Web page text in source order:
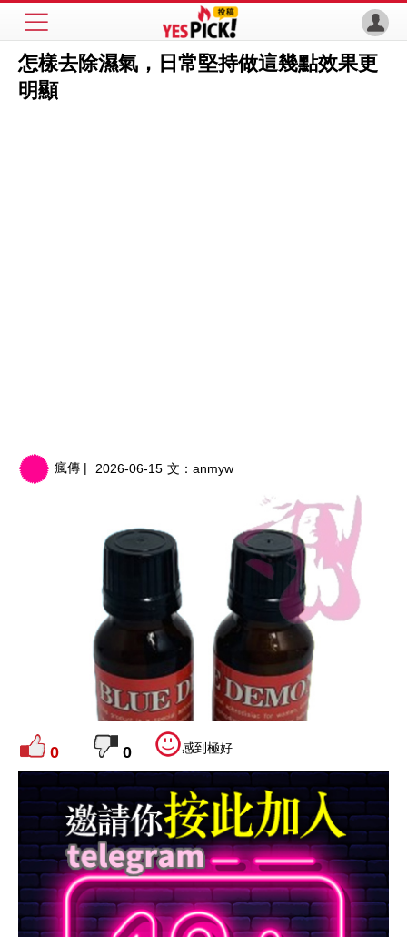
怎樣去除濕氣，日常堅持做這幾點效果更
明顯
瘋傳 | 2026-06-15 文： anmyw
0 0 感到極好